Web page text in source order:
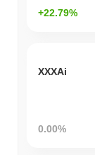
+22.79%
XXXAi
0.00%